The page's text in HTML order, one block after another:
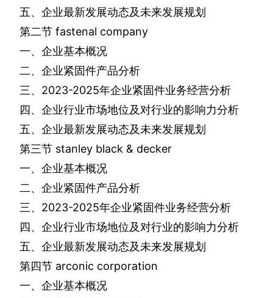
五、企业最新发展动态及未来发展规划
第二节 fastenal company
一、企业基本概况
二、企业紧固件产品分析
三、 2023-2025年企业紧固件业务经营分析
四、企业行业市场地位及对行业的影响力分析
五、企业最新发展动态及未来发展规划
第三节 stanley black & decker
一、企业基本概况
二、企业紧固件产品分析
三、 2023-2025年企业紧固件业务经营分析
四、企业行业市场地位及对行业的影响力分析
五、企业最新发展动态及未来发展规划
第四节 arconic corporation
一、企业基本概况